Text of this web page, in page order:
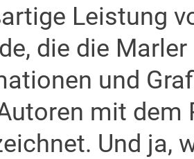
Leistung
die die
und
mit dem
Und ja,